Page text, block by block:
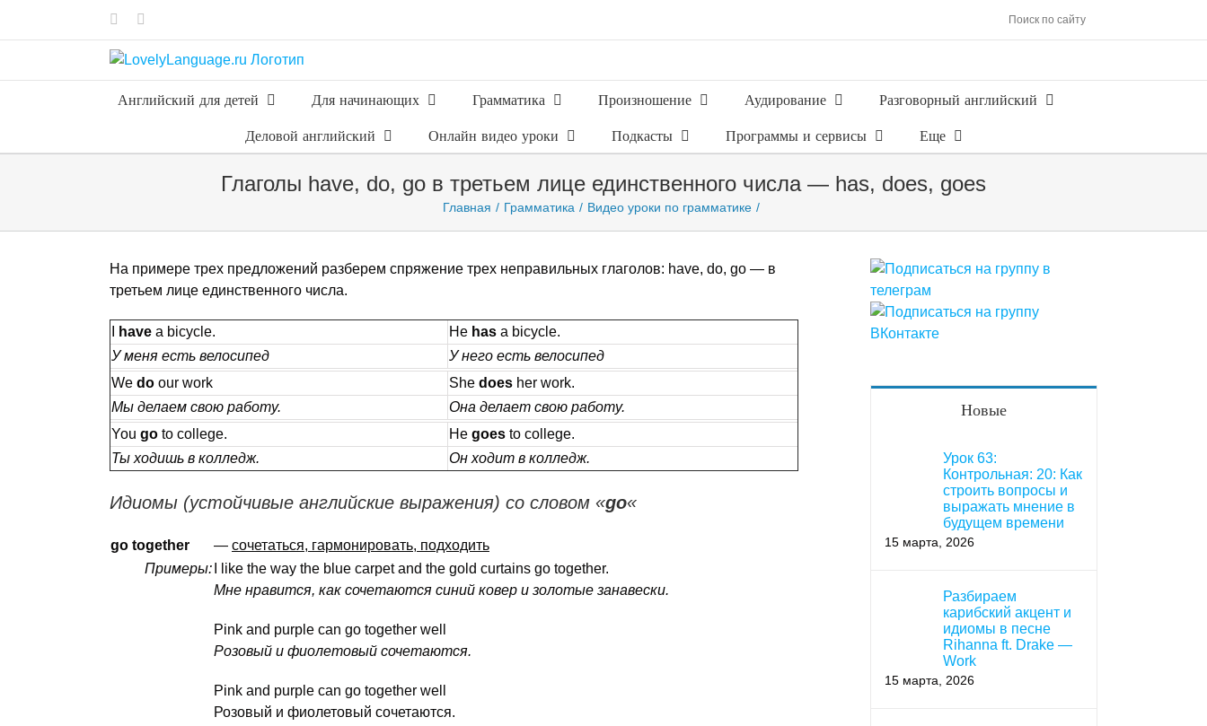
Поиск по сайту
Английский для детей Для начинающих Грамматика Произношение Аудирование Разговорный английский
Деловой английский Онлайн видео уроки Подкасты Программы и сервисы Еще
Глаголы have, do, go в третьем лице единственного числа — has, does, goes
Главная Грамматика Видео уроки по грамматике
На примере трех предложений разберем спряжение трех неправильных глаголов: have, do, go — в
третьем лице единственного числа.
have a bicycle. He has a bicycle.
У меня есть велосипед
У него есть велосипед
We do our work She does her work.
Мы делаем свою работу.
Она делает свою работу.
You go to college. He goes to college.
Ты ходишь в колледж.
Он ходит в колледж.
Идиомы (устойчивые английские выражения) со словом «go«
go together — сочетаться, гармонировать, подходить
Примеры:
I like the way the blue carpet and the gold curtains go together.
Мне нравится, как сочетаются синий ковер и золотые занавески.
Pink and purple can go together well
Розовый и фиолетовый сочетаются.
Pink and purple can go together well
Розовый и фиолетовый сочетаются.
Новые
Урок 63:
Контрольная: 20: Как
строить вопросы и
выражать мнение в
будущем времени
15 марта, 2026
Разбираем
карибский акцент и
идиомы в песне
Rihanna ft. Drake —
Work
15 марта, 2026